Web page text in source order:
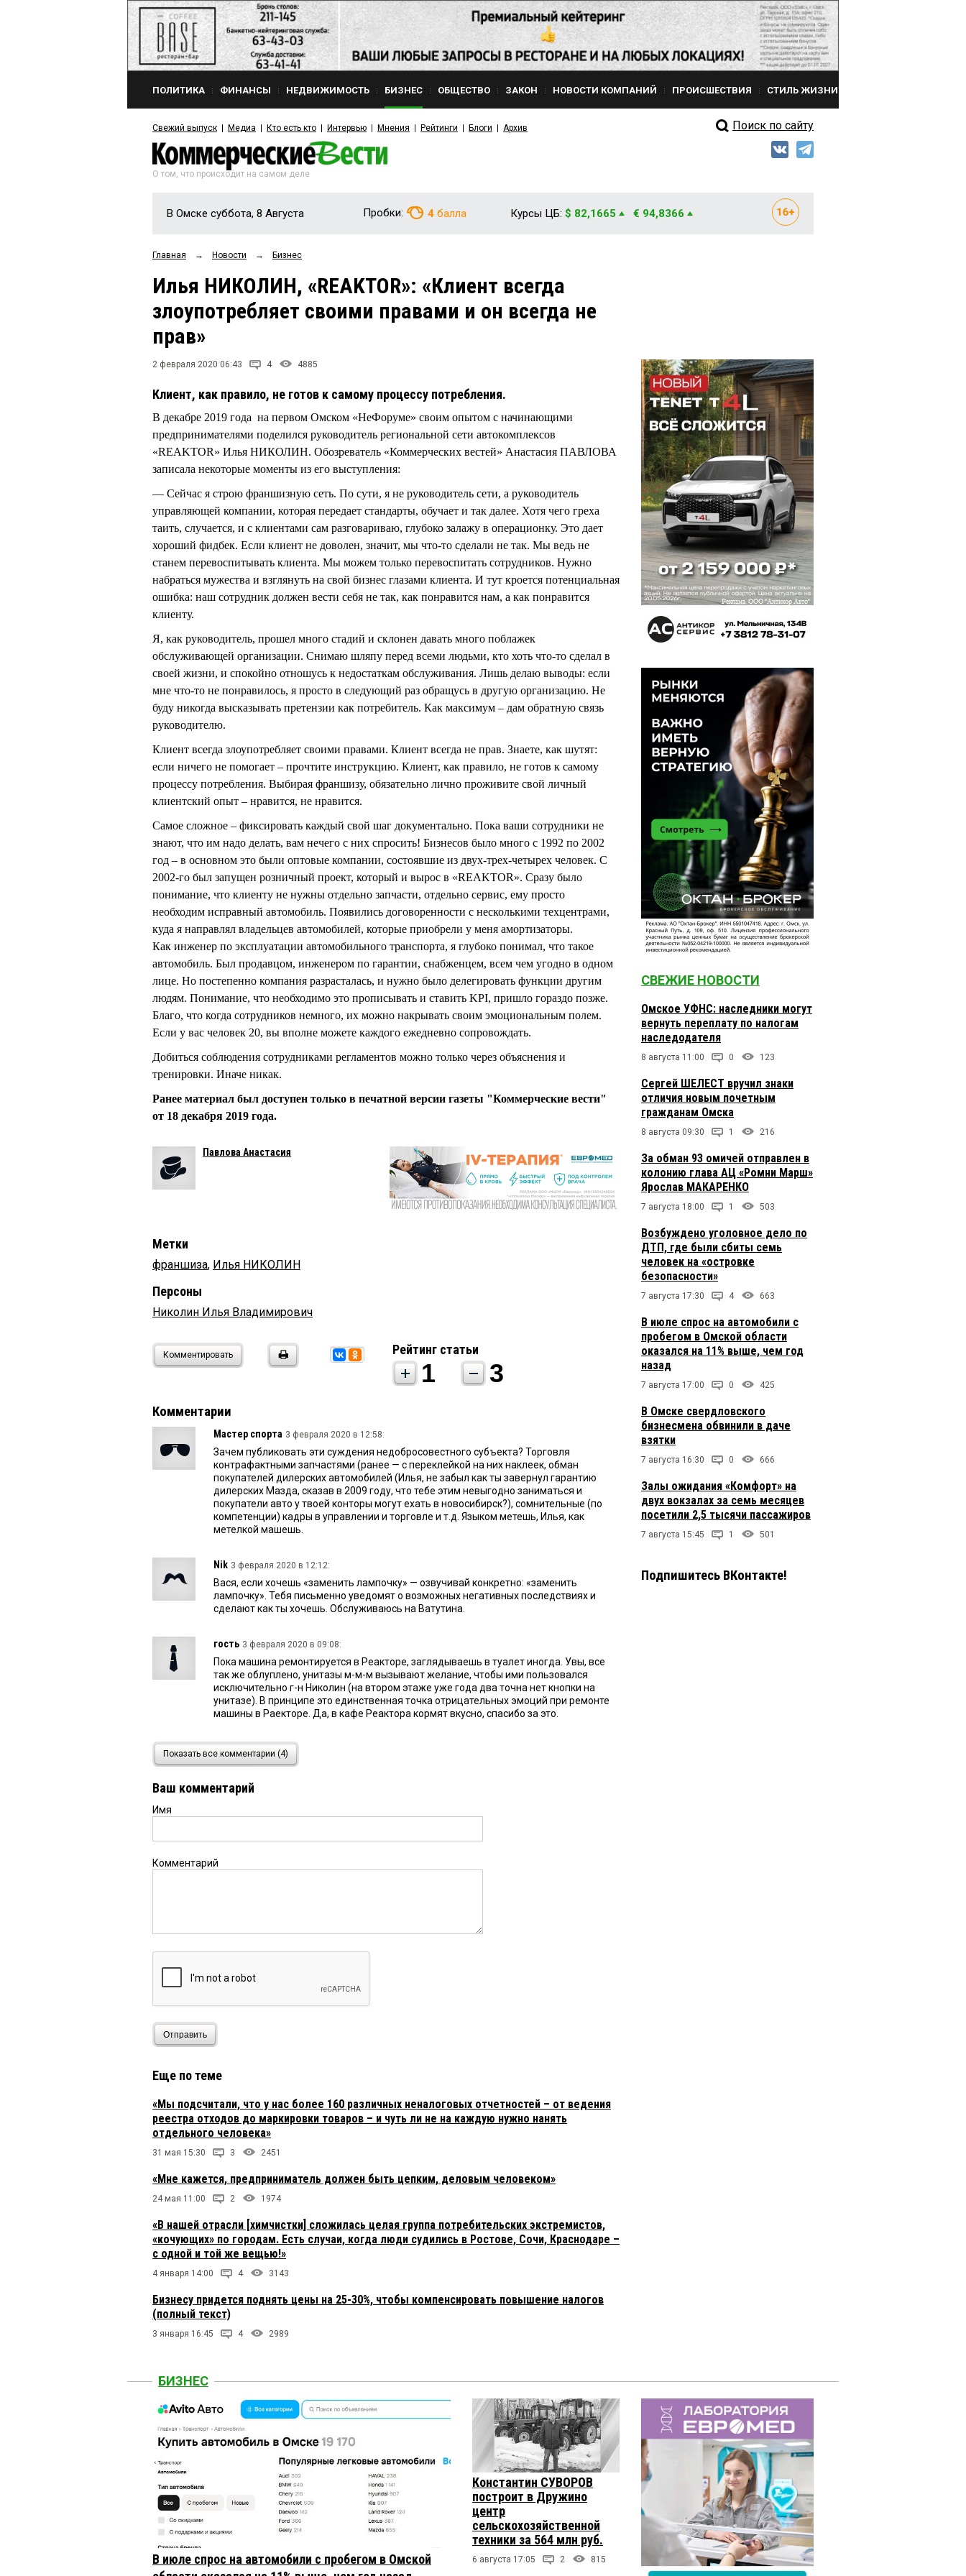
ПОЛИТИКА ФИНАНСЫ НЕДВИЖИМОСТЬ БИЗНЕС ОБЩЕСТВО ЗАКОН НОВОСТИ КОМПАНИЙ ПРОИСШЕСТВИЯ СТИЛЬ ЖИЗНИ
Свежий выпуск Медиа Кто есть кто Интервью Мнения Рейтинги Блоги Архив Поиск по сайту
О том, что происходит на самом деле
В Омске суббота, 8 Августа Пробки: 4 балла Курсы ЦБ: $ 82,1665 € 94,8366
Главная → Новости → Бизнес
Илья НИКОЛИН, «REAKTOR»: «Клиент всегда
злоупотребляет своими правами и он всегда не
прав»
2 февраля 2020 06:43 4 4885
Клиент, как правило, не готов к самому процессу потребления.
В декабре 2019 года на первом Омском «НеФоруме» своим опытом с начинающими
предпринимателями поделился руководитель региональной сети автокомплексов
«REAKTOR» Илья НИКОЛИН. Обозреватель «Коммерческих вестей» Анастасия ПАВЛОВА
записала некоторые моменты из его выступления:
— Сейчас я строю франшизную сеть. По сути, я не руководитель сети, а руководитель
управляющей компании, которая передает стандарты, обучает и так далее. Хотя чего греха
таить, случается, и с клиентами сам разговариваю, глубоко залажу в операционку. Это дает
хороший фидбек. Если клиент не доволен, значит, мы что-то сделали не так. Мы ведь не
станем перевоспитывать клиента. Мы можем только перевоспитать сотрудников. Нужно
набраться мужества и взглянуть на свой бизнес глазами клиента. И тут кроется потенциальная
ошибка: наш сотрудник должен вести себя не так, как понравится нам, а как понравится
клиенту.
Я, как руководитель, прошел много стадий и склонен давать много поблажек
обслуживающей организации. Снимаю шляпу перед всеми людьми, кто хоть что-то сделал в
своей жизни, и спокойно отношусь к недостаткам обслуживания. Лишь делаю выводы: если
мне что-то не понравилось, я просто в следующий раз обращусь в другую организацию. Не
буду никогда высказывать претензии как потребитель. Как максимум – дам обратную связь
руководителю.
Клиент всегда злоупотребляет своими правами. Клиент всегда не прав. Знаете, как шутят:
если ничего не помогает – прочтите инструкцию. Клиент, как правило, не готов к самому
процессу потребления. Выбирая франшизу, обязательно лично проживите свой личный
клиентский опыт – нравится, не нравится.
Самое сложное – фиксировать каждый свой шаг документально. Пока ваши сотрудники не
знают, что им надо делать, вам нечего с них спросить! Бизнесов было много с 1992 по 2002
год – в основном это были оптовые компании, состоявшие из двух-трех-четырех человек. С
2002-го был запущен розничный проект, который и вырос в «REAKTOR». Сразу было
понимание, что клиенту не нужны отдельно запчасти, отдельно сервис, ему просто
необходим исправный автомобиль. Появились договоренности с несколькими техцентрами,
куда я направлял владельцев автомобилей, которые приобрели у меня амортизаторы.
Как инженер по эксплуатации автомобильного транспорта, я глубоко понимал, что такое
автомобиль. Был продавцом, инженером по гарантии, снабженцем, всем чем угодно в одном
лице. Но постепенно компания разрасталась, и нужно было делегировать функции другим
людям. Понимание, что необходимо это прописывать и ставить KPI, пришло гораздо позже.
Благо, что когда сотрудников немного, их можно накрывать своим эмоциональным полем.
Если у вас человек 20, вы вполне можете каждого ежедневно сопровождать.
Добиться соблюдения сотрудниками регламентов можно только через объяснения и
тренировки. Иначе никак.
Ранее материал был доступен только в печатной версии газеты "Коммерческие вести"
от 18 декабря 2019 года.
Павлова Анастасия
Метки
франшиза, Илья НИКОЛИН
Персоны
Николин Илья Владимирович
Комментировать Рейтинг статьи
1 3
Комментарии
Мастер спорта 3 февраля 2020 в 12:58:
Зачем публиковать эти суждения недобросовестного субъекта? Торговля
контрафактными запчастями (ранее — с переклейкой на них наклеек, обман
покупателей дилерских автомобилей (Илья, не забыл как ты завернул гарантию
дилерских Мазда, сказав в 2009 году, что тебе этим невыгодно заниматься и
покупатели авто у твоей конторы могут ехать в новосибирск?), сомнительные (по
компетенции) кадры в управлении и торговле и т.д. Языком метешь, Илья, как
метелкой машешь.
Nik 3 февраля 2020 в 12:12:
Вася, если хочешь «заменить лампочку» — озвучивай конкретно: «заменить
лампочку». Тебя письменно уведомят о возможных негативных последствиях и
сделают как ты хочешь. Обслуживаюсь на Ватутина.
гость 3 февраля 2020 в 09:08:
Пока машина ремонтируется в Реакторе, заглядываешь в туалет иногда. Увы, все
так же облуплено, унитазы м-м-м вызывают желание, чтобы ими пользовался
исключительно г-н Николин (на втором этаже уже года два точна нет кнопки на
унитазе). В принципе это единственная точка отрицательных эмоций при ремонте
машины в Раекторе. Да, в кафе Реактора кормят вкусно, спасибо за это.
вася 2 февраля 2020 в 10:20:
придя в реактор, будь уверен, что ты не прав. условно: для того, чтобы заменить
лампочку заставят провести диагностику стеклоомывающей жидкости, и если ты не
согласен только на замену лампочку, на тебя высокомерный чувак с бородой
колеса за 890 рублей за двести метров по снежной каше. Основано на обращениях в
Показать все комментарии (4)
Ваш комментарий
Имя
Комментарий
Отправить
Еще по теме
«Мы подсчитали, что у нас более 160 различных неналоговых отчетностей – от ведения
реестра отходов до маркировки товаров – и чуть ли не на каждую нужно нанять
отдельного человека»
31 мая 15:30 3 2451
«Мне кажется, предприниматель должен быть цепким, деловым человеком»
24 мая 11:00 2 1974
«В нашей отрасли [химчистки] сложилась целая группа потребительских экстремистов,
«кочующих» по городам. Есть случаи, когда люди судились в Ростове, Сочи, Краснодаре –
с одной и той же вещью!»
4 января 14:00 4 3143
Бизнесу придется поднять цены на 25-30%, чтобы компенсировать повышение налогов
(полный текст)
3 января 16:45 4 2989
СВЕЖИЕ НОВОСТИ
Омское УФНС: наследники могут
вернуть переплату по налогам
наследодателя
8 августа 11:00 0 123
Сергей ШЕЛЕСТ вручил знаки
отличия новым почетным
гражданам Омска
8 августа 09:30 1 216
За обман 93 омичей отправлен в
колонию глава АЦ «Ромни Марш»
Ярослав МАКАРЕНКО
7 августа 18:00 1 503
Возбуждено уголовное дело по
ДТП, где были сбиты семь
человек на «островке
безопасности»
7 августа 17:30 4 663
В июле спрос на автомобили с
пробегом в Омской области
оказался на 11% выше, чем год
назад
7 августа 17:00 0 425
В Омске свердловского
бизнесмена обвинили в даче
взятки
7 августа 16:30 0 666
Залы ожидания «Комфорт» на
двух вокзалах за семь месяцев
посетили 2,5 тысячи пассажиров
7 августа 15:45 1 501
Подпишитесь ВКонтакте!
БИЗНЕС
В июле спрос на автомобили с пробегом в Омской
Константин СУВОРОВ
построит в Дружино
центр
сельскохозяйственной
техники за 564 млн руб.
6 августа 17:05 2 815